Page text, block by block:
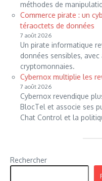
méthodes de
Commerce pirate : un
téraoctets de données
7 août 2026
Un pirate informatique
données sensibles,
cryptomonnaies.
Cybernox multiplie les
7 août 2026
Cybernox revendique
BlocTel et associe ses
Chat Control et la
Rechercher